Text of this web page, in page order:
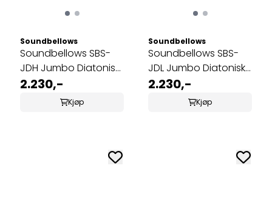
Soundbellows
Soundbellows SBS-
JDH Jumbo Diatonisk
Sett Høy C-dur
2.230,-
Kjøp
Soundbellows
Soundbellows SBS-
JDL Jumbo Diatonisk
Sett Lav C-dur
2.230,-
Kjøp